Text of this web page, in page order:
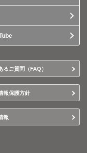
るご質問（FAQ）
報保護方針
報